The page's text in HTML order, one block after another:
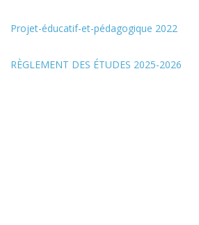
Projet-éducatif-et-pédagogique 2022
RÈGLEMENT DES ÉTUDES 2025-2026